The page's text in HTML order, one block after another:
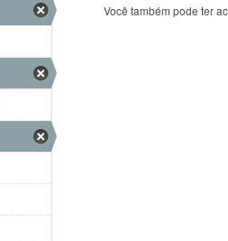
Você também pode ter